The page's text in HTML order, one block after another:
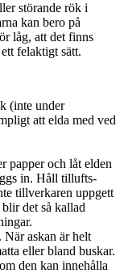
störande rök i
kan bero på
låg, att det finns
felaktigt sätt.
(inte under
att elda med ved
papper och låt elden
in. Håll tillufts-
tillverkaren uppgett
det så kallad
När askan är helt
eller bland buskar.
den kan innehålla